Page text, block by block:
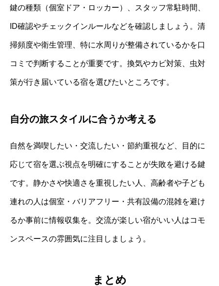
鍵の種類（個室ドア・ロッカー）、スタッフ常駐時間、
ID確認やチェックインルールなどを確認しましょう。清
掃頻度や衛生管理、特に水周りが整備されているかを口
コミで判断することが重要です。換気やカビ対策、虫対
策が行き届いている宿を選びたいところです。
自分の旅スタイルに合うか考える
自然を満喫したい・交流したい・節約重視など、目的に
応じて宿を選ぶ視点を明確にすることが失敗を避ける鍵
です。静かさや快適さを重視したい人、高齢者や子ども
連れの人は個室・バリアフリー・共有設備の混雑を避け
るか事前に情報収集を。交流が楽しい宿がいい人はコモ
ンスペースの雰囲気に注目しましょう。
まとめ